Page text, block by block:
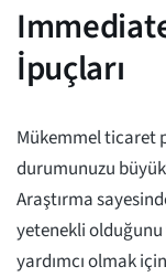
İpuçları
Mükemmel ticaret
durumunuzu büyük
Araştırma
yetenekli
yardımcı olmak